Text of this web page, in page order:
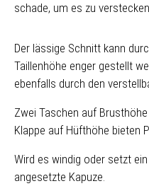
schade, um es zu
Der lässige Schnitt kann
Taillenhöhe enger gestellt
ebenfalls durch den
Zwei Taschen auf
Klappe auf Hüfthöhe bieten
Wird es windig oder setzt
angesetzte Kapuze.